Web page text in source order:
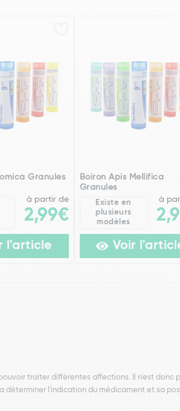
Granules
à partir de
2,99€
l'article
Boiron Apis Mellifica
Granules
Existe en
plusieurs
modèles
à
Voir
traiter différentes affections. Il n'est donc
déterminer l'indication du médicament et sa